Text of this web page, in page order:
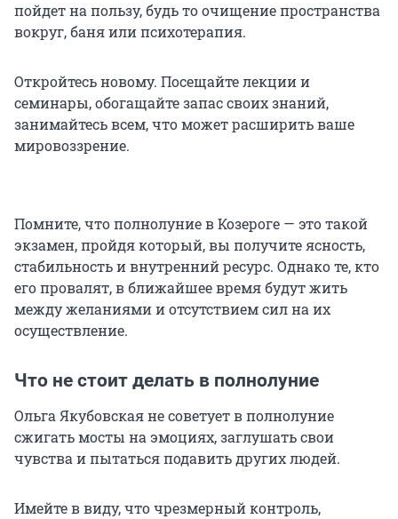
пойдет на пользу, будь то очищение пространства
вокруг, баня или психотерапия.
Откройтесь новому. Посещайте лекции и
семинары, обогащайте запас своих знаний,
занимайтесь всем, что может расширить ваше
мировоззрение.
Помните, что полнолуние в Козероге — это такой
экзамен, пройдя который, вы получите ясность,
стабильность и внутренний ресурс. Однако те, кто
его провалят, в ближайшее время будут жить
между желаниями и отсутствием сил на их
осуществление.
Что не стоит делать в полнолуние
Ольга Якубовская не советует в полнолуние
сжигать мосты на эмоциях, заглушать свои
чувства и пытаться подавить других людей.
Имейте в виду, что чрезмерный контроль,